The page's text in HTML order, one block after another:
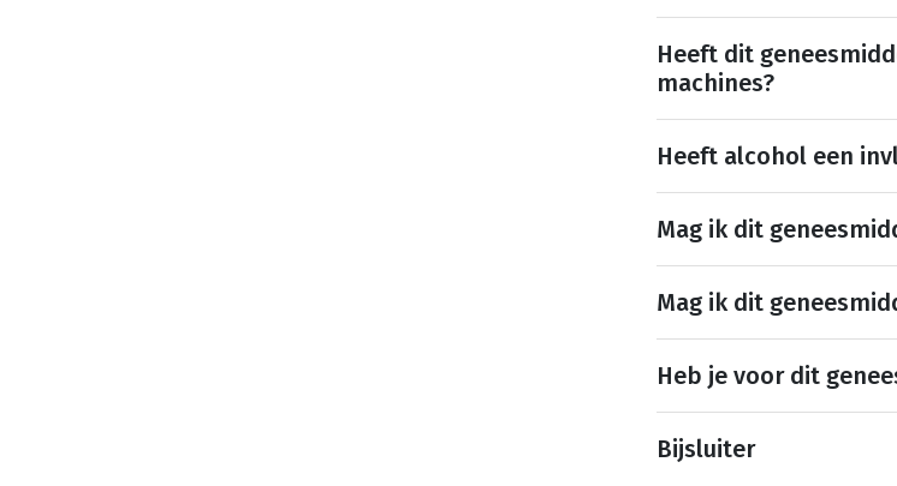
Heeft dit
machines?
Heeft alcohol een
Mag ik dit
Mag ik dit
Heb je voor dit
Bijsluiter